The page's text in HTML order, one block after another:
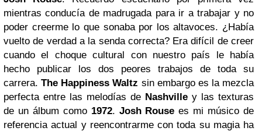
mientras conducía de madrugada para ir a trabajar y no
poder creerme lo que sonaba por los altavoces. ¿Había
vuelto de verdad a la senda correcta?Era difícil de creer
cuando el choque cultural con nuestro país le había
hecho publicar los dos peores trabajos de toda su
carrera.The Happiness Waltz sin embargo es la mezcla
perfecta entre las melodías de Nashville y las texturas
de un álbum como 1972. Josh Rouse es mi músico de
referencia actual y reencontrarme con toda su magia ha